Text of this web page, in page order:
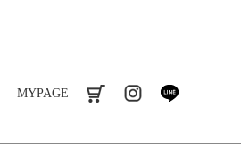
MYPAGE instagram